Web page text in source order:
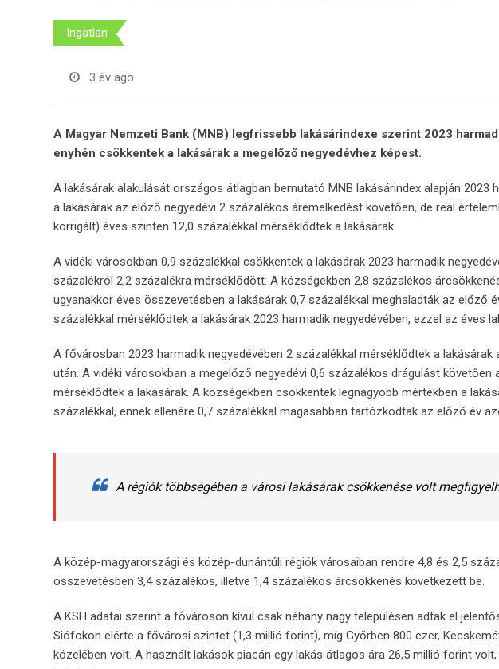
Ingatlan
3 év ago
A Magyar Nemzeti Bank (MNB) legfrissebb lakásárindexe szerint 2023
enyhén csökkentek a lakásárak a megelőző negyedévhez képest.
A lakásárak alakulását országos átlagban bemutató MNB lakásárindex alapján 2023
a lakásárak az előző negyedévi 2 százalékos áremelkedést követően, de reál
korrigált) éves szinten 12,0 százalékkal mérséklődtek a lakásárak.
A vidéki városokban 0,9 százalékkal csökkentek a lakásárak 2023 harmadik
százalékról 2,2 százalékra mérséklődött. A községekben 2,8 százalékos
ugyanakkor éves összevetésben a lakásárak 0,7 százalékkal meghaladták az előző
százalékkal mérséklődtek a lakásárak 2023 harmadik negyedévében, ezzel az éves
A fővárosban 2023 harmadik negyedévében 2 százalékkal mérséklődtek a
után. A vidéki városokban a megelőző negyedévi 0,6 százalékos drágulást követően
mérséklődtek a lakásárak. A községekben csökkentek legnagyobb mértékben a
százalékkal, ennek ellenére 0,7 százalékkal magasabban tartózkodtak az előző év
A régiók többségében a városi lakásárak csökkenése volt
A közép-magyarországi és közép-dunántúli régiók városaiban rendre 4,8 és 2,5
összevetésben 3,4 százalékos, illetve 1,4 százalékos árcsökkenés következett be.
A KSH adatai szerint a fővároson kívül csak néhány nagy településen adtak el
Siófokon elérte a fővárosi szintet (1,3 millió forint), míg Győrben 800 ezer,
közelében volt. A használt lakások piacán egy lakás átlagos ára 26,5 millió forint